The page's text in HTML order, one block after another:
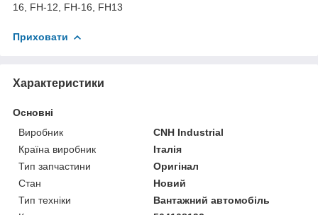
16, FH-12, FH-16, FH13
Приховати
Характеристики
Основні
Виробник
CNH Industrial
Країна виробник
Італія
Тип запчастини
Оригінал
Стан
Новий
Тип техніки
Вантажний автомобіль